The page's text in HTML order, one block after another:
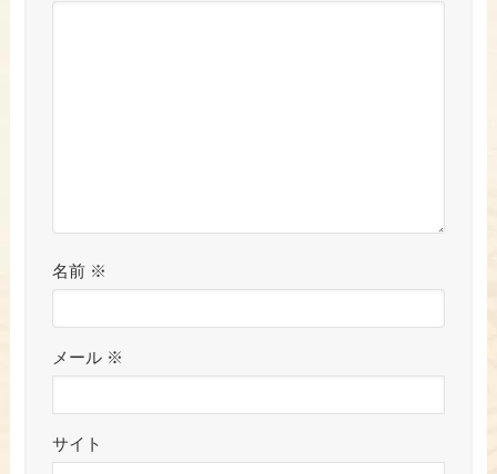
名前 ※
メール ※
サイト